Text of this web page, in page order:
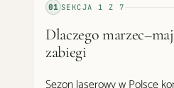
01 SEKCJA 1 Z7
Dlaczego
zabiegi